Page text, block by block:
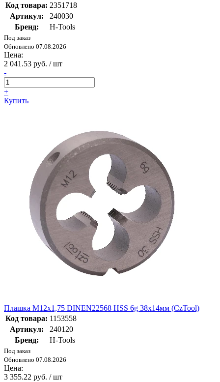
Код товара: 2351718
Артикул:
240030
Бренд:
H-Tools
Под заказ
Обновлено 07.08.2026
Цена:
2 041.53 руб. / шт
-
+
Купить
Плашка М12х1,75 DINEN22568 HSS 6g 38х14мм (CzTool)
Код товара: 1153558
Артикул:
240120
Бренд:
H-Tools
Под заказ
Обновлено 07.08.2026
Цена:
3 355.22 руб. / шт